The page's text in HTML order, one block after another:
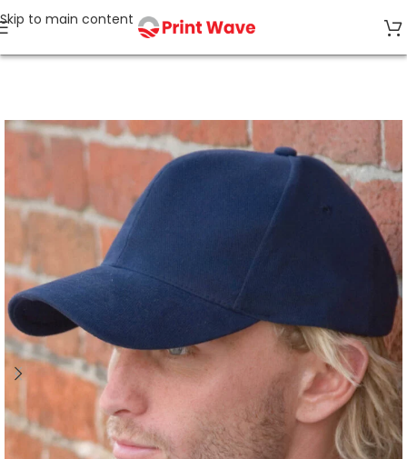
Skip to main content